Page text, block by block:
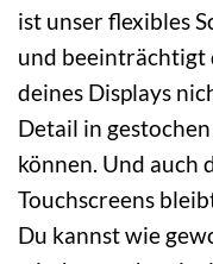
ist unser flexibles
und beeinträchtigt
deines Displays
Detail in
können. Und auch
Touchscreens
Du kannst wie